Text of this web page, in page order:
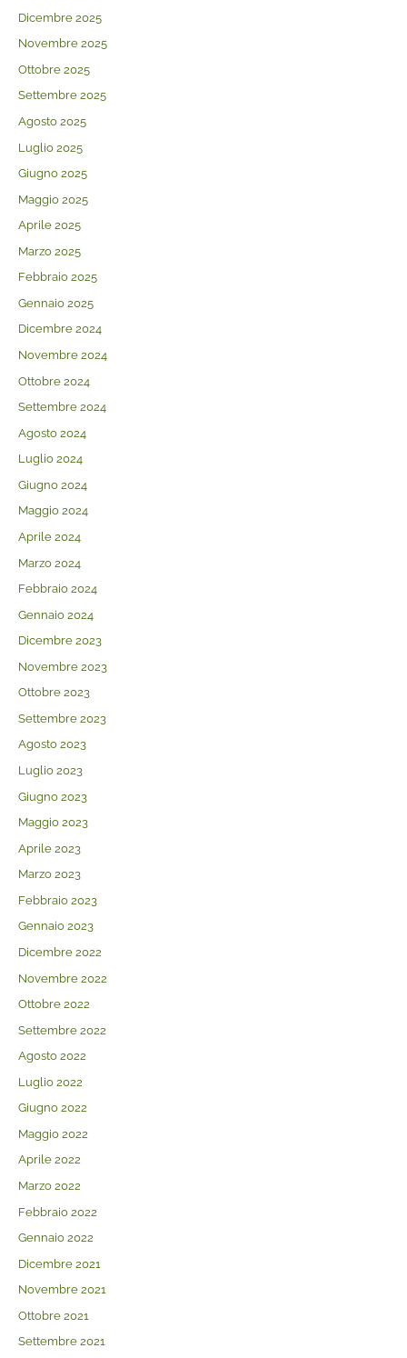
Dicembre 2025
Novembre 2025
Ottobre 2025
Settembre 2025
Agosto 2025
Luglio 2025
Giugno 2025
Maggio 2025
Aprile 2025
Marzo 2025
Febbraio 2025
Gennaio 2025
Dicembre 2024
Novembre 2024
Ottobre 2024
Settembre 2024
Agosto 2024
Luglio 2024
Giugno 2024
Maggio 2024
Aprile 2024
Marzo 2024
Febbraio 2024
Gennaio 2024
Dicembre 2023
Novembre 2023
Ottobre 2023
Settembre 2023
Agosto 2023
Luglio 2023
Giugno 2023
Maggio 2023
Aprile 2023
Marzo 2023
Febbraio 2023
Gennaio 2023
Dicembre 2022
Novembre 2022
Ottobre 2022
Settembre 2022
Agosto 2022
Luglio 2022
Giugno 2022
Maggio 2022
Aprile 2022
Marzo 2022
Febbraio 2022
Gennaio 2022
Dicembre 2021
Novembre 2021
Ottobre 2021
Settembre 2021